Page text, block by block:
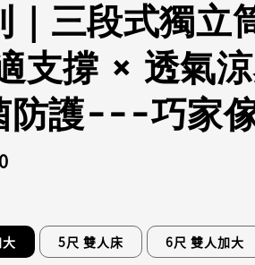
｜三段式獨立
支撐 × 透氣
防護---巧家
5尺 雙人床 6尺 雙人加大